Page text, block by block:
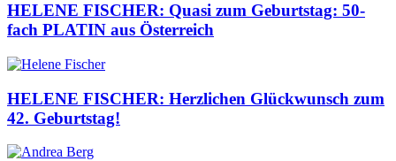
HELENE FISCHER: Quasi zum Geburtstag: 50-
fach PLATIN aus Österreich
HELENE FISCHER: Herzlichen Glückwunsch zum
42. Geburtstag!